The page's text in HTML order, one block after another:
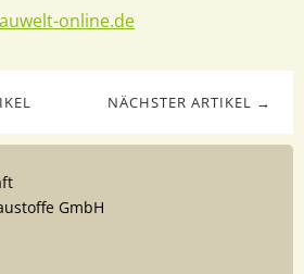
online.de
NÄCHSTER ARTIKEL →
GmbH